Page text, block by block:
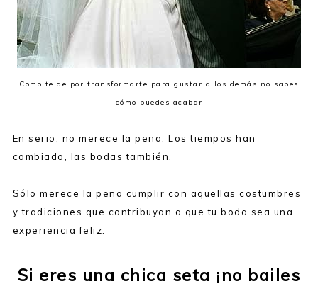
Como te de por transformarte para gustar a los demás no sabes
cómo puedes acabar
En serio, no merece la pena. Los tiempos han
cambiado, las bodas también.
Sólo merece la pena cumplir con aquellas costumbres
y tradiciones que contribuyan a que tu boda sea una
experiencia feliz.
Si eres una chica seta ¡no bailes